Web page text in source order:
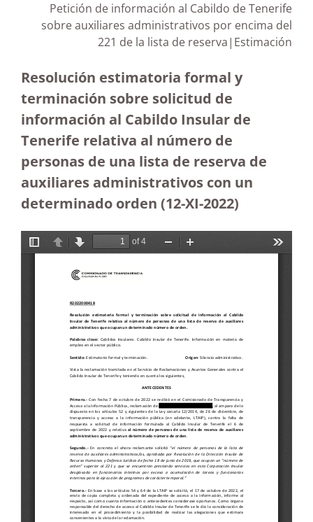
Petición de información al Cabildo de Tenerife
sobre auxiliares administrativos por encima del
221 de la lista de reserva|Estimación
Resolución estimatoria formal y
terminación sobre solicitud de
información al Cabildo Insular de
Tenerife relativa al número de
personas de una lista de reserva de
auxiliares administrativos con un
determinado orden (12-XI-2022)